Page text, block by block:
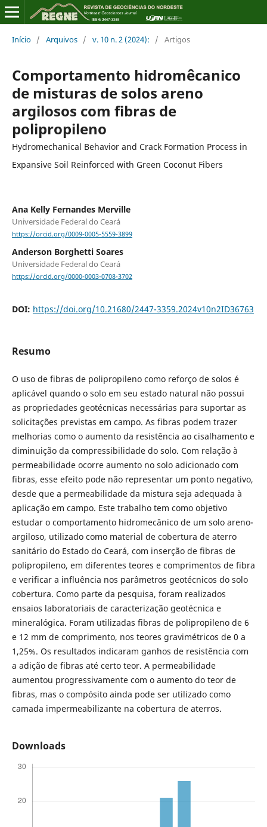
Início / Arquivos / v. 10 n. 2 (2024): / Artigos
Comportamento hidromêcanico
de misturas de solos areno
argilosos com fibras de
polipropileno
Hydromechanical Behavior and Crack Formation Process in
Expansive Soil Reinforced with Green Coconut Fibers
Ana Kelly Fernandes Merville
Universidade Federal do Ceará
https://orcid.org/0009-0005-5559-3899
Anderson Borghetti Soares
Universidade Federal do Ceará
https://orcid.org/0000-0003-0708-3702
DOI: https://doi.org/10.21680/2447-3359.2024v10n2ID36763
Resumo
O uso de fibras de polipropileno como reforço de solos é
aplicável quando o solo em seu estado natural não possui
as propriedades geotécnicas necessárias para suportar as
solicitações previstas em campo. As fibras podem trazer
melhorias como o aumento da resistência ao cisalhamento e
diminuição da compressibilidade do solo. Com relação à
permeabilidade ocorre aumento no solo adicionado com
fibras, esse efeito pode não representar um ponto negativo,
desde que a permeabilidade da mistura seja adequada à
aplicação em campo. Este trabalho tem como objetivo
estudar o comportamento hidromecânico de um solo areno-
argiloso, utilizado como material de cobertura de aterro
sanitário do Estado do Ceará, com inserção de fibras de
polipropileno, em diferentes teores e comprimentos de fibra
e verificar a influência nos parâmetros geotécnicos do solo
cobertura. Como parte da pesquisa, foram realizados
ensaios laboratoriais de caracterização geotécnica e
mineralógica. Foram utilizadas fibras de polipropileno de 6
e 12 mm de comprimento, nos teores gravimétricos de 0 a
1,25%. Os resultados indicaram ganhos de resistência com
a adição de fibras até certo teor. A permeabilidade
aumentou progressivamente com o aumento do teor de
fibras, mas o compósito ainda pode ser utilizado como
camada impermeabilizante na cobertura de aterros.
Downloads